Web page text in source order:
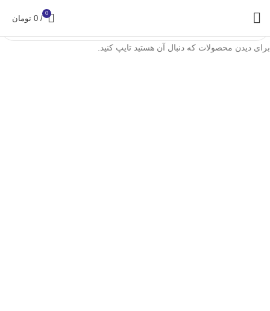
0
/
0 تومان
برای دیدن محصولات که دنبال آن هستید تایپ کنید.